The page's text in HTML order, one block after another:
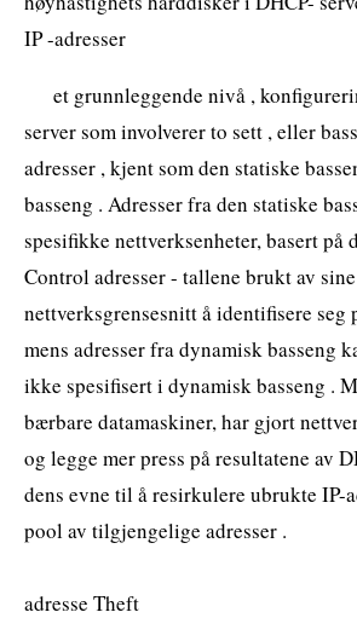
IP -adresser
et grunnleggende nivå ,
server som involverer to sett , eller
adresser , kjent som den statiske
basseng . Adresser fra den statiske
spesifikke nettverksenheter, basert på
Control adresser - tallene brukt av sine
nettverksgrensesnitt å identifisere seg
mens adresser fra dynamisk basseng
ikke spesifisert i dynamisk basseng .
bærbare datamaskiner, har gjort
og legge mer press på resultatene av
dens evne til å resirkulere ubrukte IP-
pool av tilgjengelige adresser .
adresse Theft